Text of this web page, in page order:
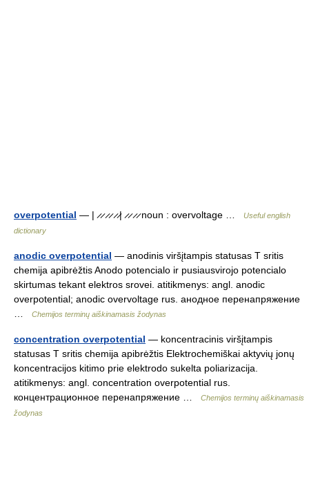
overpotential — | ̷ ̷ ̷ ̷ ̷ ̷| ̷ ̷ ̷ ̷ noun : overvoltage …
Useful english
dictionary
anodic overpotential — anodinis viršįtampis statusas T sritis
chemija apibrėžtis Anodo potencialo ir pusiausvirojo potencialo
skirtumas tekant elektros srovei. atitikmenys: angl. anodic
overpotential; anodic overvoltage rus. анодное перенапряжение
Chemijos terminų aiškinamasis žodynas
concentration overpotential — koncentracinis viršįtampis
statusas T sritis chemija apibrėžtis Elektrochemiškai aktyvių jonų
koncentracijos kitimo prie elektrodo sukelta poliarizacija.
atitikmenys: angl. concentration overpotential rus.
концентрационное перенапряжение …
Chemijos terminų aiškinamasis
žodynas